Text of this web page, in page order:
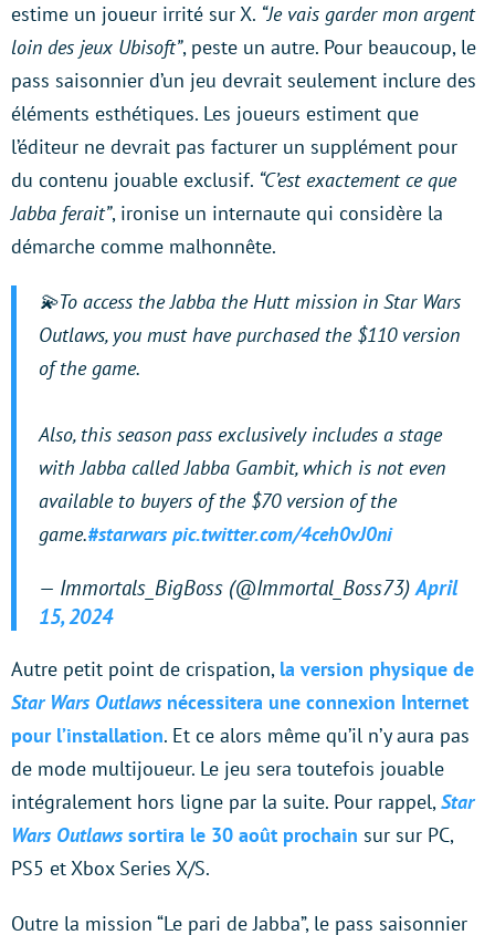
estime un joueur irrité sur X. “Je vais garder mon argent
loin des jeux Ubisoft”, peste un autre. Pour beaucoup, le
pass saisonnier d’un jeu devrait seulement inclure des
éléments esthétiques. Les joueurs estiment que
l’éditeur ne devrait pas facturer un supplément pour
du contenu jouable exclusif. “C’est exactement ce que
Jabba ferait”, ironise un internaute qui considère la
démarche comme malhonnête.
💫To access the Jabba the Hutt mission in Star Wars
Outlaws, you must have purchased the $110 version
of the game.
Also, this season pass exclusively includes a stage
with Jabba called Jabba Gambit, which is not even
available to buyers of the $70 version of the
game.#starwars pic.twitter.com/4ceh0vJ0ni
— Immortals_BigBoss (@Immortal_Boss73)April
15, 2024
Autre petit point de crispation, la version physique de
Star Wars Outlaws nécessitera une connexion Internet
pour l’installation. Et ce alors même qu’il n’y aura pas
de mode multijoueur. Le jeu sera toutefois jouable
intégralement hors ligne par la suite. Pour rappel,Star
Wars Outlaws sortira le 30 août prochain sur sur PC,
PS5 et Xbox Series X/S.
Outre la mission “Le pari de Jabba”, le pass saisonnier